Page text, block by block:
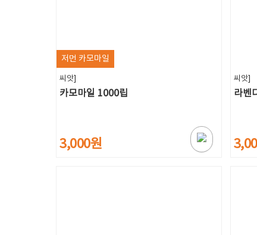
저먼 카모마일
씨앗]
카모마일 1000립
3,000원
씨앗]
라벤